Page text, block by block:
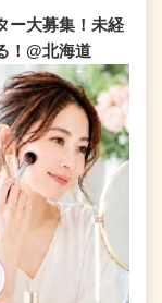
ー大募集！未経
！@北海道